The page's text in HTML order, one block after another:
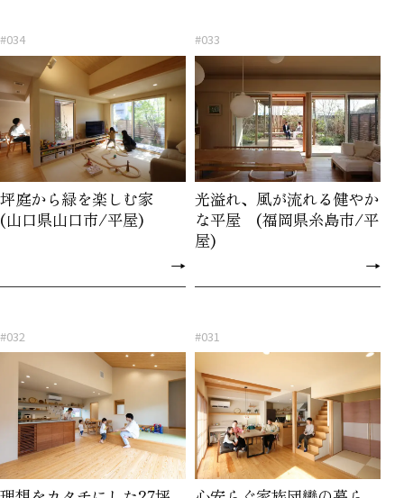
#034
坪庭から緑を楽しむ家
(山口県山口市/平屋)
→
#033
光溢れ、風が流れる健やか
な平屋 (福岡県糸島市/平
屋)
→
#032 #031